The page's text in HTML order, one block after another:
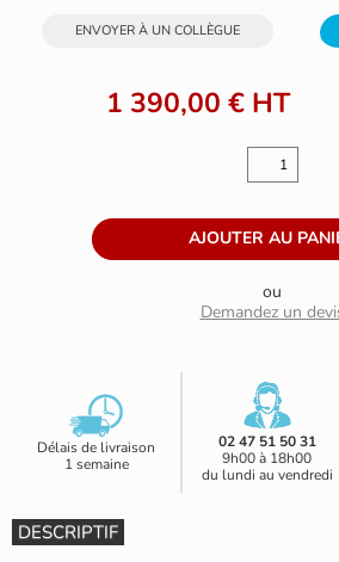
ENVOYER À UN COLLÈGUE
1 390,00 € HT
ou
Demandez un
Délais de livraison
1 semaine
02 47 51 50 31
9h00 à 18h00
du lundi au vendredi
DESCRIPTIF